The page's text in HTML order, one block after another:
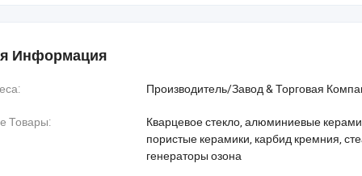
поставщикам и клиентам.
электрические характеристики тонкой керамики используются
является полезным в насосы сопел и детали клапана, и их
деталей двигателя.
с помощью современных керамические и металлические, с
и сопротивление коррозии, кислот и щелочей
Информация
Производитель/Завод & Торговая
Товары:
Кварцевое стекло, алюминиевые
пористые керамики, карбид кремния,
генераторы озона